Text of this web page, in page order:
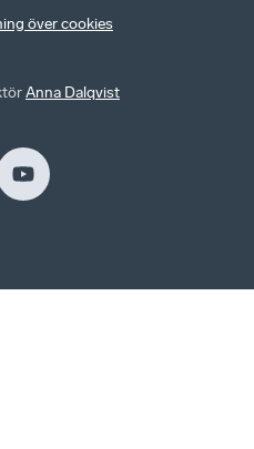
över cookies
Anna Dalqvist